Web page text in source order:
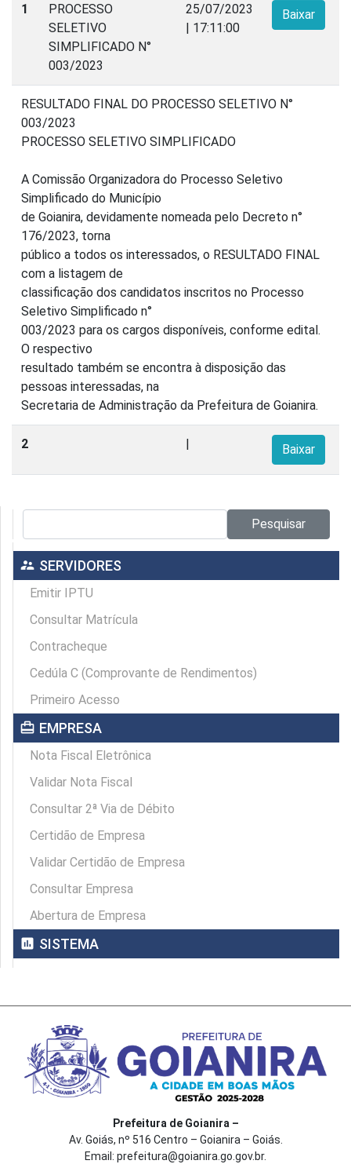
1
PROCESSO
SELETIVO
SIMPLIFICADO N°
003/2023
25/07/2023
| 17:11:00
Baixar
RESULTADO FINAL DO PROCESSO SELETIVO N°
003/2023
PROCESSO SELETIVO SIMPLIFICADO
A Comissão Organizadora do Processo Seletivo
Simplificado do Município
de Goianira, devidamente nomeada pelo Decreto n°
176/2023, torna
público a todos os interessados, o RESULTADO FINAL
com a listagem de
classificação dos candidatos inscritos no Processo
Seletivo Simplificado n°
003/2023 para os cargos disponíveis, conforme edital.
O respectivo
resultado também se encontra à disposição das
pessoas interessadas, na
Secretaria de Administração da Prefeitura de Goianira.
2 | Baixar
Pesquisar
supervisor_account SERVIDORES
Emitir IPTU
Consultar Matrícula
Contracheque
Cedúla C (Comprovante de Rendimentos)
Primeiro Acesso
card_travel EMPRESA
Nota Fiscal Eletrônica
Validar Nota Fiscal
Consultar 2ª Via de Débito
Certidão de Empresa
Validar Certidão de Empresa
Consultar Empresa
Abertura de Empresa
assessment SISTEMA
Prefeitura de Goianira –
Av. Goiás, nº 516 Centro – Goianira – Goiás.
Email: prefeitura@goianira.go.gov.br.